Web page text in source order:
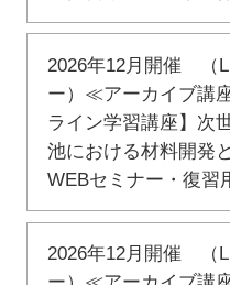
2026年12月開催 （
ー）≪アーカイブ講
ライン学習講座】次
池における材料開発
WEBセミナー・復習
2026年12月開催 （